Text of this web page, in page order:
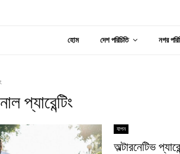
হোম দেশ পরিচিতি নগর
প্যারেন্টিং
যাপন
অল্টারনেটিভ